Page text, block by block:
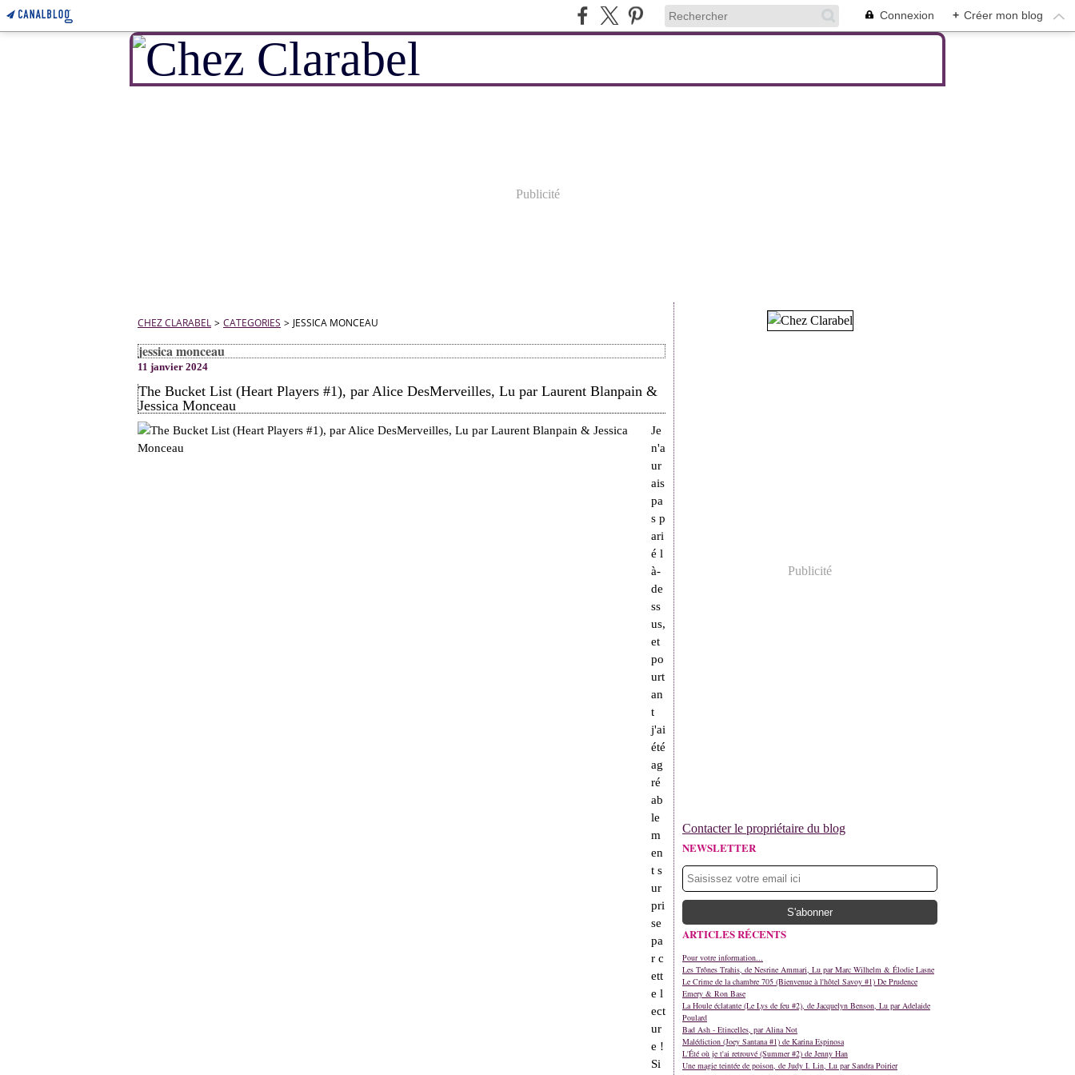
Connexion + Créer mon blog
Publicité
CHEZ CLARABEL > CATEGORIES > JESSICA MONCEAU
jessica monceau
11 janvier 2024
The Bucket List (Heart Players #1), par Alice DesMerveilles, Lu par Laurent Blanpain &
Jessica Monceau
Je
n'a
ur
ais
pa
s p
ari
é l
à-
de
ss
us,
et
po
urt
an
t
j'ai
été
ag
ré
ab
le
m
en
t s
ur
pri
se
pa
r c
ett
e l
ect
ur
e !
Si
Publicité
Contacter le propriétaire du blog
NEWSLETTER
ARTICLES RÉCENTS
Pour votre information...
Les Trônes Trahis, de Nesrine Ammari, Lu par Marc Wilhelm & Élodie Lasne
Le Crime de la chambre 705 (Bienvenue à l'hôtel Savoy #1) De Prudence
Emery & Ron Base
La Houle éclatante (Le Lys de feu #2), de Jacquelyn Benson, Lu par Adelaide
Poulard
Bad Ash - Etincelles, par Alina Not
Malédiction (Joey Santana #1) de Karina Espinosa
L'Été où je t'ai retrouvé (Summer #2) de Jenny Han
Une magie teintée de poison, de Judy I. Lin, Lu par Sandra Poirier